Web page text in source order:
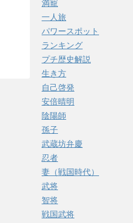
満寵
一人旅
パワースポット
ランキング
プチ歴史解説
生き方
自己啓発
安倍晴明
陰陽師
孫子
武蔵坊弁慶
忍者
妻（戦国時代）
武将
智将
戦国武将